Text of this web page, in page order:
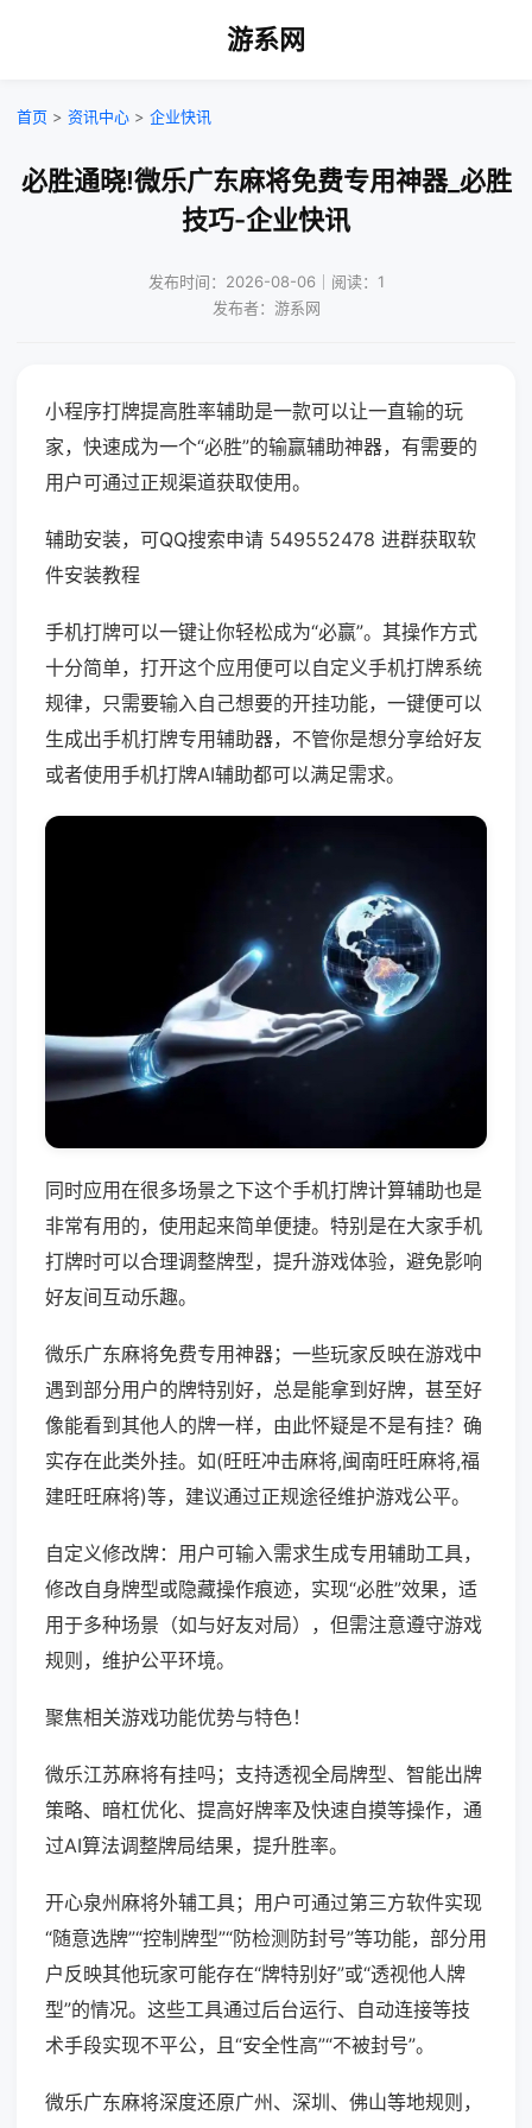
游系网
首页 > 资讯中心 > 企业快讯
必胜通晓!微乐广东麻将免费专用神器_必胜
技巧-企业快讯
发布时间：2026-08-06｜阅读：1
发布者：游系网
小程序打牌提高胜率辅助是一款可以让一直输的玩
家，快速成为一个“必胜”的输赢辅助神器，有需要的
用户可通过正规渠道获取使用。
辅助安装，可QQ搜索申请 549552478 进群获取软
件安装教程
手机打牌可以一键让你轻松成为“必赢”。其操作方式
十分简单，打开这个应用便可以自定义手机打牌系统
规律，只需要输入自己想要的开挂功能，一键便可以
生成出手机打牌专用辅助器，不管你是想分享给好友
或者使用手机打牌AI辅助都可以满足需求。
同时应用在很多场景之下这个手机打牌计算辅助也是
非常有用的，使用起来简单便捷。特别是在大家手机
打牌时可以合理调整牌型，提升游戏体验，避免影响
好友间互动乐趣。
微乐广东麻将免费专用神器；一些玩家反映在游戏中
遇到部分用户的牌特别好，总是能拿到好牌，甚至好
像能看到其他人的牌一样，由此怀疑是不是有挂？确
实存在此类外挂。如(旺旺冲击麻将,闽南旺旺麻将,福
建旺旺麻将)等，建议通过正规途径维护游戏公平。
自定义修改牌：用户可输入需求生成专用辅助工具，
修改自身牌型或隐藏操作痕迹，实现“必胜”效果，适
用于多种场景（如与好友对局），但需注意遵守游戏
规则，维护公平环境。
聚焦相关游戏功能优势与特色！
微乐江苏麻将有挂吗；支持透视全局牌型、智能出牌
策略、暗杠优化、提高好牌率及快速自摸等操作，通
过AI算法调整牌局结果，提升胜率。
开心泉州麻将外辅工具；用户可通过第三方软件实现
“随意选牌”“控制牌型”“防检测防封号”等功能，部分用
户反映其他玩家可能存在“牌特别好”或“透视他人牌
型”的情况。这些工具通过后台运行、自动连接等技
术手段实现不平公，且“安全性高”“不被封号”。
微乐广东麻将深度还原广州、深圳、佛山等地规则，